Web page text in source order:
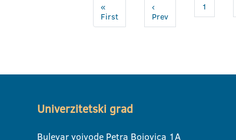
«
First
‹
Prev
1
Univerzitetski grad
Bulevar vojvode Petra Bojovica 1A